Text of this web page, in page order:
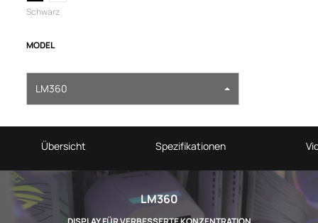
Schwarz
MODEL
LM360
Übersicht Spezifikationen
LM360